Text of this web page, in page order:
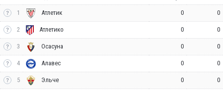
1 Атлетик 0 0
2 Атлетико 0 0
3 Осасуна 0 0
4 Алавес 0 0
5 Эльче 0 0